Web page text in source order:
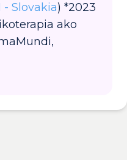
- Slovakia) *2023
ako